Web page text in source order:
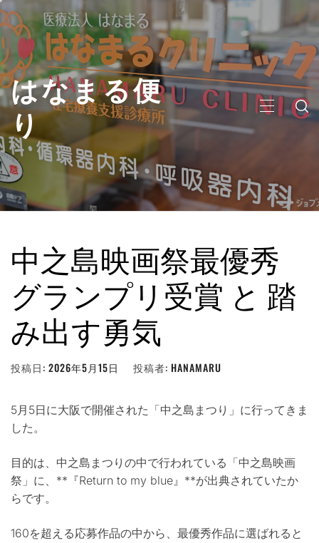
コ
ン
テ
ン
ツ
へ
キ
ッ
プ
はなまる便
り
メ
ニ
ュ
ー
中之島映画祭最優秀
グランプリ受賞 と 踏
み出す勇気
投稿日: 2026年5月15日 投稿者: HANAMARU
5月5日に大阪で開催された「中之島まつり」に行ってきま
した。
目的は、中之島まつりの中で行われている「中之島映画
祭」に、**『Return to my blue』**が出典されていたか
らです。
160を超える応募作品の中から、最優秀作品に選ばれると